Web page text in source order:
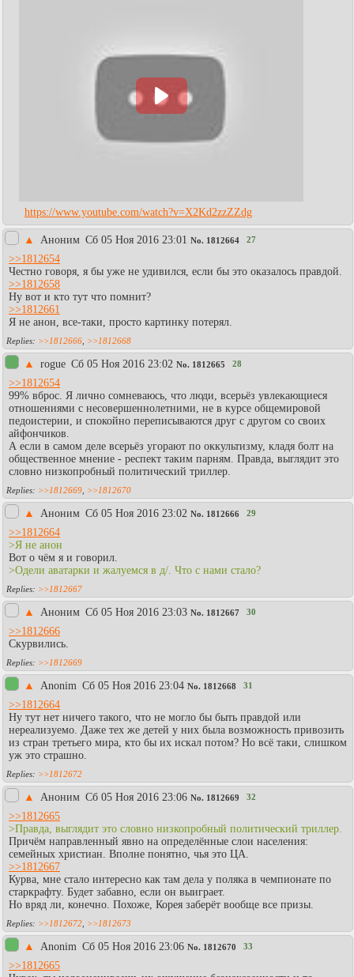
https://www.youtube.com/watch?v=X2Kd2zzZZdg
▲ Аноним Сб 05 Ноя 2016 23:01 No. 1812664 27
>>1812654
Честно говоря, я бы уже не удивился, если бы это оказалось правдой.
>>1812658
Ну вот и кто тут что помнит?
>>1812661
Я не анон, все-таки, просто картинку потерял.
>>1812666 >>1812668
▲ rogue Сб 05 Ноя 2016 23:02 No. 1812665 28
>>1812654
99% вброс. Я лично сомневаюсь, что люди, всерьёз увлекающиеся
отношениями с несовершеннолетними, не в курсе общемировой
педоистерии, и спокойно переписываются друг с другом со своих
айфончиков.
А если в самом деле всерьёз угорают по оккультизму, кладя болт на
общественное мнение - респект таким парням. Правда, выглядит это
словно низкопробный политический триллер.
>>1812669 >>1812670
▲ Аноним Сб 05 Ноя 2016 23:02 No. 1812666 29
>>1812664
>Я не анон
Вот о чём я и говорил.
>Одели аватарки и жалуемся в д/. Что с нами стало?
>>1812667
▲ Аноним Сб 05 Ноя 2016 23:03 No. 1812667 30
>>1812666
Скурвились.
>>1812669
▲ Anonim Сб 05 Ноя 2016 23:04 No. 1812668 31
>>1812664
Ну тут нет ничего такого, что не могло бы быть правдой или
нереализуемо. Даже тех же детей у них была возможность привозить
из стран третьего мира, кто бы их искал потом? Но всё таки, слишком
уж это страшно.
>>1812672
▲ Аноним Сб 05 Ноя 2016 23:06 No. 1812669 32
>>1812665
>Правда, выглядит это словно низкопробный политический триллер.
Причём направленный явно на определённые слои населения:
семейных христиан. Вполне понятно, чья это ЦА.
>>1812667
Курва, мне стало интересно как там дела у поляка в чемпионате по
старкрафту. Будет забавно, если он выиграет.
Но вряд ли, конечно. Похоже, Корея заберёт вообще все призы.
>>1812672 >>1812673
▲ Anonim Сб 05 Ноя 2016 23:06 No. 1812670 33
>>1812665